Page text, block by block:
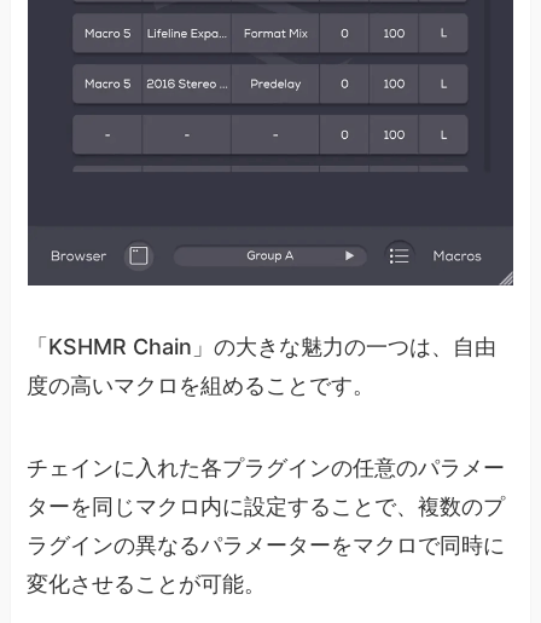
「KSHMR Chain」の大きな魅力の一つは、自由
度の高いマクロを組めることです。
チェインに入れた各プラグインの任意のパラメー
ターを同じマクロ内に設定することで、複数のプ
ラグインの異なるパラメーターをマクロで同時に
変化させることが可能。